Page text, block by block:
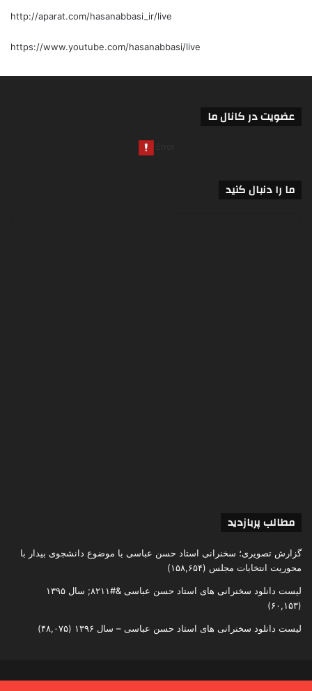
http://aparat.com/hasanabbasi_ir/live
https://www.youtube.com/hasanabbasi/live
عضویت در کانال ما
ما را دنبال کنید
مطالب پربازدید
گزارش تصویری؛ سخنرانی استاد حسن عباسی با موضوع دانشجوی بیدار با
محوریت انتخابات مجلس (۱۵۸,۶۵۴)
لیست دانلود سخنرانی های استاد حسن عباسی &#۸۲۱۱; سال ۱۳۹۵
(۶۰,۱۵۳)
لیست دانلود سخنرانی های استاد حسن عباسی – سال ۱۳۹۶ (۴۸,۰۷۵)